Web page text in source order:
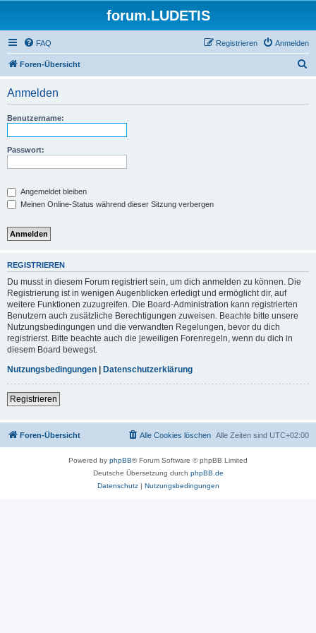
forum.LUDETIS
FAQ Anmelden
Registrieren
Foren-Übersicht
Anmelden
Benutzername:
Passwort:
Angemeldet bleiben
Meinen Online-Status während dieser Sitzung verbergen
REGISTRIEREN
Du musst in diesem Forum registriert sein, um dich anmelden zu können. Die
Registrierung ist in wenigen Augenblicken erledigt und ermöglicht dir, auf
weitere Funktionen zuzugreifen. Die Board-Administration kann registrierten
Benutzern auch zusätzliche Berechtigungen zuweisen. Beachte bitte unsere
Nutzungsbedingungen und die verwandten Regelungen, bevor du dich
registrierst. Bitte beachte auch die jeweiligen Forenregeln, wenn du dich in
diesem Board bewegst.
Nutzungsbedingungen | Datenschutzerklärung
Registrieren
Foren-Übersicht Alle Zeiten sind UTC+02:00
Alle Cookies löschen
Powered by phpBB® Forum Software © phpBB Limited
Deutsche Übersetzung durch phpBB.de
Datenschutz| Nutzungsbedingungen